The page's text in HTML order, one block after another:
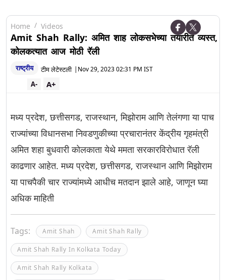
Home Videos
Amit Shah Rally: अमित शाह लोकसभेच्या तयारीत व्यस्त,
कोलकत्यात आज मोठी रॅली
राष्ट्रीय टीम लेटेस्टली | Nov 29, 2023 02:31 PM IST
A+
A-
मध्य प्रदेश, छत्तीसगड, राजस्थान, मिझोराम आणि तेलंगणा या पाच
राज्यांच्या विधानसभा निवडणुकीच्या प्रचारानंतर केंद्रीय गृहमंत्री
अमित शहा बुधवारी कोलकाता येथे ममता सरकारविरोधात रॅली
काढणार आहेत. मध्य प्रदेश, छत्तीसगड, राजस्थान आणि मिझोराम
या पाचपैकी चार राज्यांमध्ये आधीच मतदान झाले आहे, जाणून घ्या
अधिक माहिती
Tags: Amit Shah Amit Shah Rally
Amit Shah Rally In Kolkata Today
Amit Shah Rally Kolkata